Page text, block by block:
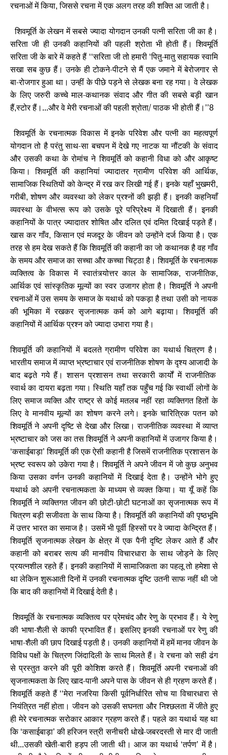
रचनाओं में किया,जिससे रचना में एक अलग तरह की शक्ति आ जाती है।
शिवमूर्ति के लेखन में सबसे ज्यादा योगदान उनकी पत्नी सरिता जी का है।
सरिता जी ही उनकी कहानियों की पहली श्रोता भी होती हैं। शिवमूर्ति
सरिता जी के बारे में कहते हैं ‘‘सरिता जी तो हमारी ‘पितु-मातु सहायक स्वामि
सखा सब कुछ हैं। उनके ही टोकने-पीटने से मैं एक जमाने में बेरोजगार से
बा-रोजगार हुआ था। उन्हीं के पीछे पड़ने से लेखक बना रह गया। वे लेखक
के लिए जरुरी कच्चे माल-कथानक संवाद और गीत की सबसे बड़ी खान
हैं,स्टोर हैं।...और वे मेरी रचनाओं की पहली श्रोता/ पाठक भी होती हैं। ’’8
शिवमूर्ति के रचनात्मक विकास में इनके परिवेश और पत्नी का महत्वपूर्ण
योगदान तो है परंतु साथ-सा बचपन में देखे गए नाटक या नौंटकी के संवाद
और उसकी कथा के रोमांच ने शिवमूर्ति को कहानी विधा को और आकृष्ट
किया। शिवमूर्ति की कहानियां ज्यादातर ग्रामीण परिवेश की आर्थिक,
सामाजिक स्थितियों को केन्द्र में रख कर लिखी गई हैं। इनके यहाँ भुखमरी,
गरीबी,शोषण और व्यवस्था को लेकर प्रश्नों की झड़ी हैं। इनकी कहनियाँ
व्यवस्था के वीभत्स रूप को उसके पूरे परिप्रेक्ष्य में दिखाती हैं। इनकी
कहानियों के पात्र ज्यादातर शोषित और दलित एवं दमित दिखाई पड़ते हैं।
खास कर गाँव,किसान एवं मजदूर के जीवन को उन्होंने दर्ज किया है। एक
तरह से हम देख सकते हैं कि शिवमूर्ति की कहानी का जो कथानक है वह गाँव
के समय और समाज का सच्चा और कच्चा चिट्ठा है। शिवमूर्ति के रचनात्मक
व्यक्तित्व के विकास में स्वातंत्र्योत्तर काल के सामाजिक,राजनीतिक,
आर्थिक एवं सांस्कृतिक मूल्यों का स्वर उजागर होता है। शिवमूर्ति ने अपनी
रचनाओं में उस समय के समाज के यथार्थ को पकड़ा है तथा उसी को नायक
की भूमिका में रखकर सृजनात्मक कर्म को आगे बढ़ाया। शिवमूर्ति की
कहानियों में आर्थिक प्रश्न को ज्यादा उभारा गया है।
शिवमूर्ति की कहानियों में बदलते ग्रामीण परिवेश का यथार्थ चित्रण है।
भारतीय समाज में व्याप्त भ्रष्टाचार एवं राजनीतिक शोषण के दृश्य आजादी के
बाद बढ़ते गये हैं। शासन प्रशासन तथा सरकारी कार्यों में राजनीतिक
स्वार्थ का दायरा बढ़ता गया। स्थिति यहाँ तक पहुँच गई कि स्वार्थी लोगों के
लिए समाज व्यक्ति और राष्ट्र से कोई मतलब नहीं रहा व्यक्तिगत हितों के
लिए वे मानवीय मूल्यों का शोषण करने लगे। इनके चारित्रिक पतन को
शिवमूर्ति ने अपनी दृष्टि से देखा और लिखा। राजनीतिक व्यवस्था में व्याप्त
भ्रष्टाचार को जस का तस शिवमूर्ति ने अपनी कहानियों में उजागर किया है।
‘कसाईबाड़ा’शिवमूर्ति की एक ऐसी कहानी है जिसमें राजनीतिक प्रशासन के
भ्रष्ट स्वरूप को उकेरा गया है। शिवमूर्ति ने अपने जीवन में जो कुछ अनुभव
किया उसका वर्णन उनकी कहानियों में दिखाई देता है। उन्होंने भोगे हुए
यथार्थ को अपनी रचनात्मकता के माध्यम से व्यक्त किया। या यूँ कहें कि
शिवमूर्ति ने व्यक्तिगत जीवन की छोटी-छोटी घटनाओं का सृजनात्मक रूप में
चित्रण बड़ी सजीवता के साथ किया है। शिवमूर्ति की कहानियों की पृष्ठभूमि
में उत्तर भारत का समाज है। उसमें भी पूर्वी हिस्सों पर वे ज्यादा केन्द्रित हैं।
शिवमूर्ति सृजनात्मक लेखन के क्षेत्र में एक पैनी दृष्टि लेकर आते हैं और
कहानी को बराबर सत्य की मानवीय विचारधारा के साथ जोड़ने के लिए
प्रयत्नशील रहते हैं। इनकी कहानियों में सामाजिकता का पहलू तो हमेशा से
था लेकिन शुरूआती दिनों में उनकी रचनात्मक दृष्टि उतनी साफ नहीं थी जो
कि बाद की कहानियों में दिखाई देती है।
शिवमूर्ति के रचनात्मक व्यक्तित्व पर प्रेमचंद और रेणु के प्रभाव हैं। ये रेणु
की भाषा-शैली से काफी प्रभावित हैं। इसलिए इनकी रचनाओं पर रेणु की
भाषा-शैली की छाप दिखाई पड़ती है। उनकी कहानियों में हमें मानव जीवन के
विविध पक्षों के चित्रण जिंदादिली के साथ मिलते हैं। वे रचना को सही ढंग
से प्रस्तुत करने की पूरी कोशिश करते हैं। शिवमूर्ति अपनी रचनाओं की
सृजनात्मकता के लिए खाद-पानी अपने पास के जीवन से ही ग्रहण करते हैं।
शिवमूर्ति कहते हैं ‘‘मेरा नजरिया किसी पूर्वनिर्धारित सोच या विचारधारा से
नियंत्रित नहीं होता। जीवन को उसकी सघनता और निश्छलता में जीते हुए
ही मेरे रचनात्मक सरोकार आकार ग्रहण करते हैं। पहले का यथार्थ यह था
कि ‘कसाईबाड़ा’की हरिजन स्त्री सनीचरी धोखे-जबरदस्ती से मार दी जाती
थी...उसकी खेती-बारी हड़प ली जाती थी। आज का यथार्थ ‘तर्पण’में है।